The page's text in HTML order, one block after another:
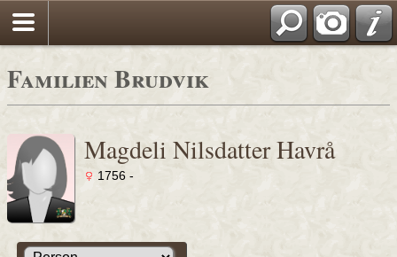
Familien Brudvik
Magdeli Nilsdatter Havrå
1756 -